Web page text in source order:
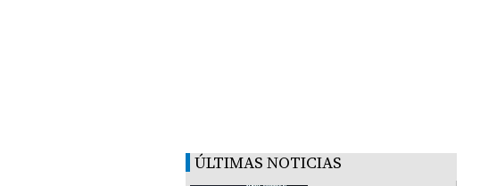
ÚLTIMAS NOTICIAS